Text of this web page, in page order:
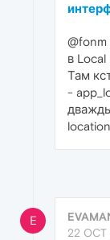
в Local
Там
-
E
22 OCT